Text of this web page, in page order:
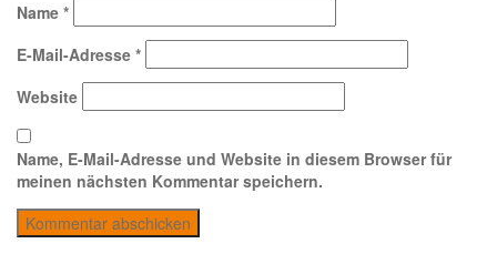
Name *
E-Mail-Adresse *
Website
Name, E-Mail-Adresse und Website in diesem Browser für
meinen nächsten Kommentar speichern.